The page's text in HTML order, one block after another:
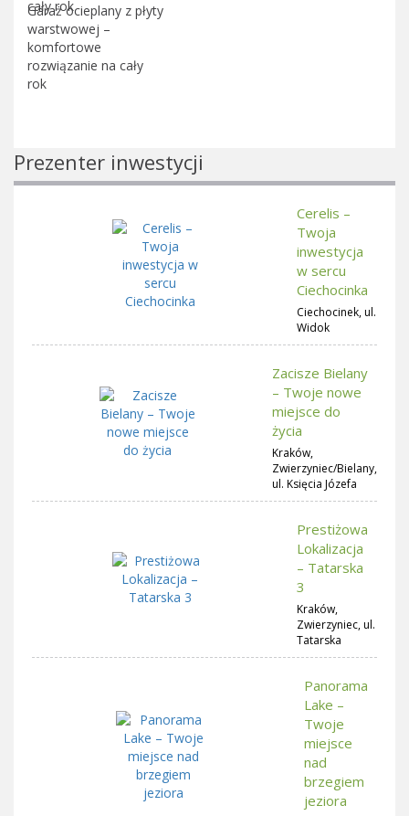
Garaż ocieplany z płyty
warstwowej –
komfortowe
rozwiązanie na cały
rok
Prezenter inwestycji
Cerelis –
Twoja
inwestycja
w sercu
Ciechocinka
Ciechocinek, ul.
Widok
Zacisze Bielany
– Twoje nowe
miejsce do
życia
Kraków,
Zwierzyniec/Bielany,
ul. Księcia Józefa
Prestiżowa
Lokalizacja
– Tatarska
3
Kraków,
Zwierzyniec, ul.
Tatarska
Panorama
Lake –
Twoje
miejsce
nad
brzegiem
jeziora